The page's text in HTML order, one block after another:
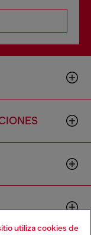
utiliza cookies de